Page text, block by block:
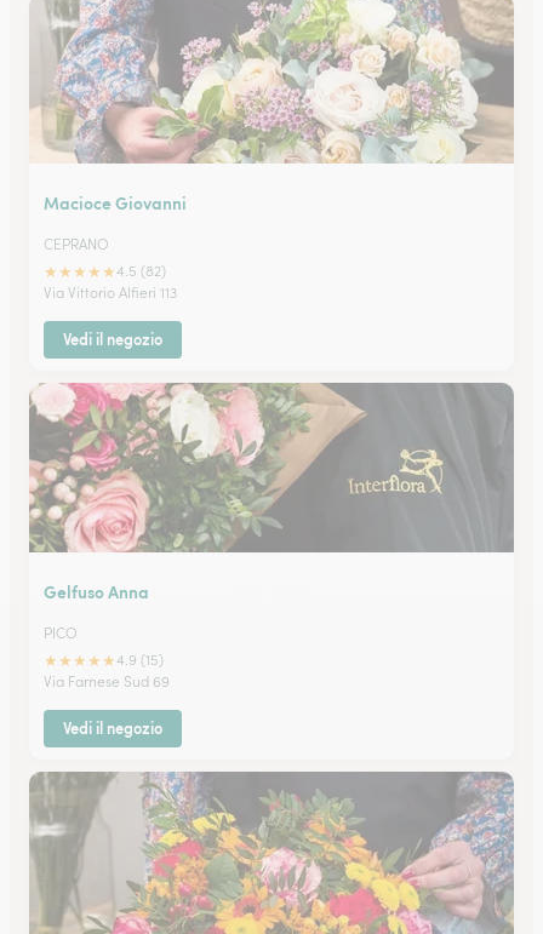
Macioce Giovanni
CEPRANO
★★★★★4.5 (82)
Via Vittorio Alfieri 113
Vedi il negozio
Gelfuso Anna
PICO
★★★★★4.9 (15)
Via Farnese Sud 69
Vedi il negozio